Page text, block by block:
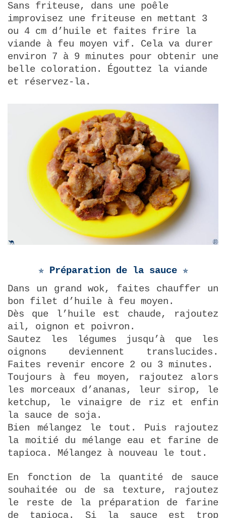
Sans friteuse, dans une poêle
improvisez une friteuse en mettant 3
ou 4 cm d’huile et faites frire la
viande à feu moyen vif. Cela va durer
environ 7 à 9 minutes pour obtenir une
belle coloration. Égouttez la viande
et réservez-la.
✯ Préparation de la sauce ✯
Dans un grand wok, faites chauffer un
bon filet d’huile à feu moyen.
Dès que l’huile est chaude, rajoutez
ail, oignon et poivron.
Sautez les légumes jusqu’à que les
oignons deviennent translucides.
Faites revenir encore 2 ou 3 minutes.
Toujours à feu moyen, rajoutez alors
les morceaux d’ananas, leur sirop, le
ketchup, le vinaigre de riz et enfin
la sauce de soja.
Bien mélangez le tout. Puis rajoutez
la moitié du mélange eau et farine de
tapioca. Mélangez à nouveau le tout.
En fonction de la quantité de sauce
souhaitée ou de sa texture, rajoutez
le reste de la préparation de farine
de tapioca. Si la sauce est trop